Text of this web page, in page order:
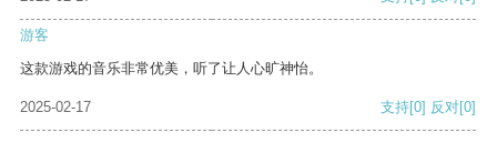
游客
这款游戏的音乐非常优美，听了让人心旷神怡。
2025-02-17 支持[0] 反对[0]